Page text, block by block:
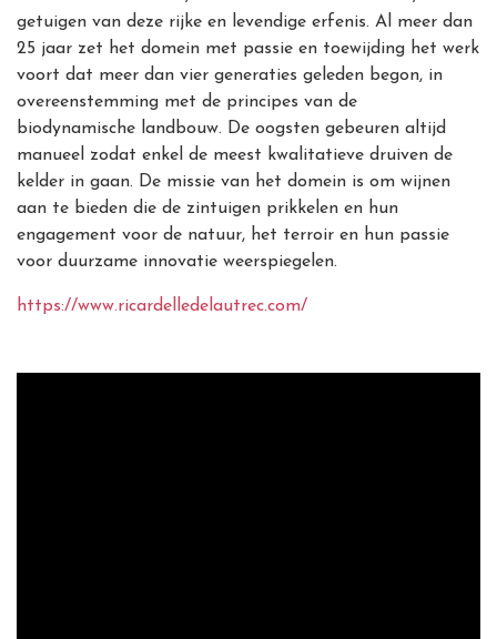
getuigen van deze rijke en levendige erfenis. Al meer dan
25 jaar zet het domein met passie en toewijding het werk
voort dat meer dan vier generaties geleden begon, in
overeenstemming met de principes van de
biodynamische landbouw. De oogsten gebeuren altijd
manueel zodat enkel de meest kwalitatieve druiven de
kelder in gaan. De missie van het domein is om wijnen
aan te bieden die de zintuigen prikkelen en hun
engagement voor de natuur, het terroir en hun passie
voor duurzame innovatie weerspiegelen.
https://www.ricardelledelautrec.com/